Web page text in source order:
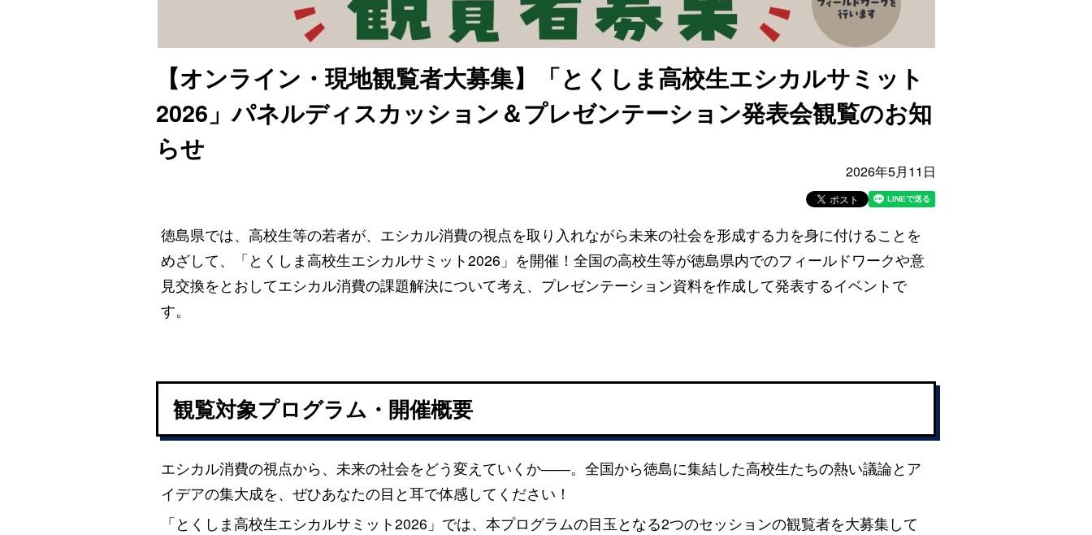
【オンライン・現地観覧者大募集】「とくしま高校生エシカルサミット
2026」パネルディスカッション＆プレゼンテーション発表会観覧のお知
らせ
2026年5月11日
徳島県では、高校生等の若者が、エシカル消費の視点を取り入れながら未来の社会を形成する力を身に付けることを
めざして、「とくしま高校生エシカルサミット2026」を開催！全国の高校生等が徳島県内でのフィールドワークや意
見交換をとおしてエシカル消費の課題解決について考え、プレゼンテーション資料を作成して発表するイベントで
す。
観覧対象プログラム・開催概要
エシカル消費の視点から、未来の社会をどう変えていくか――。全国から徳島に集結した高校生たちの熱い議論とア
イデアの集大成を、ぜひあなたの目と耳で体感してください！
「とくしま高校生エシカルサミット2026」では、本プログラムの目玉となる2つのセッションの観覧者を大募集して